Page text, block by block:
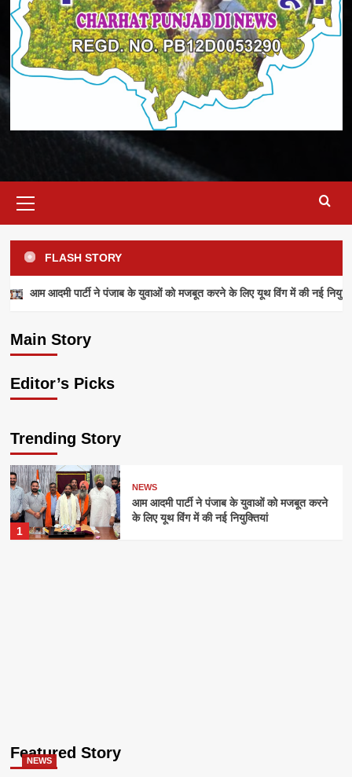
Menu
FLASH STORY
आम आदमी पार्टी ने पंजाब के युवाओं को मजबूत करने के लिए यूथ विंग में की नई
Main Story
आम आदमी पार्टी ने पंजाब के युवाओं को मजबूत करने के
admin July 28, 2026
Editor’s Picks
Trending Story
1
NEWS
आम आदमी पार्टी ने पंजाब के युवाओं को मजबूत करने
के लिए यूथ विंग में की नई नियुक्तियां
Featured Story
NEWS